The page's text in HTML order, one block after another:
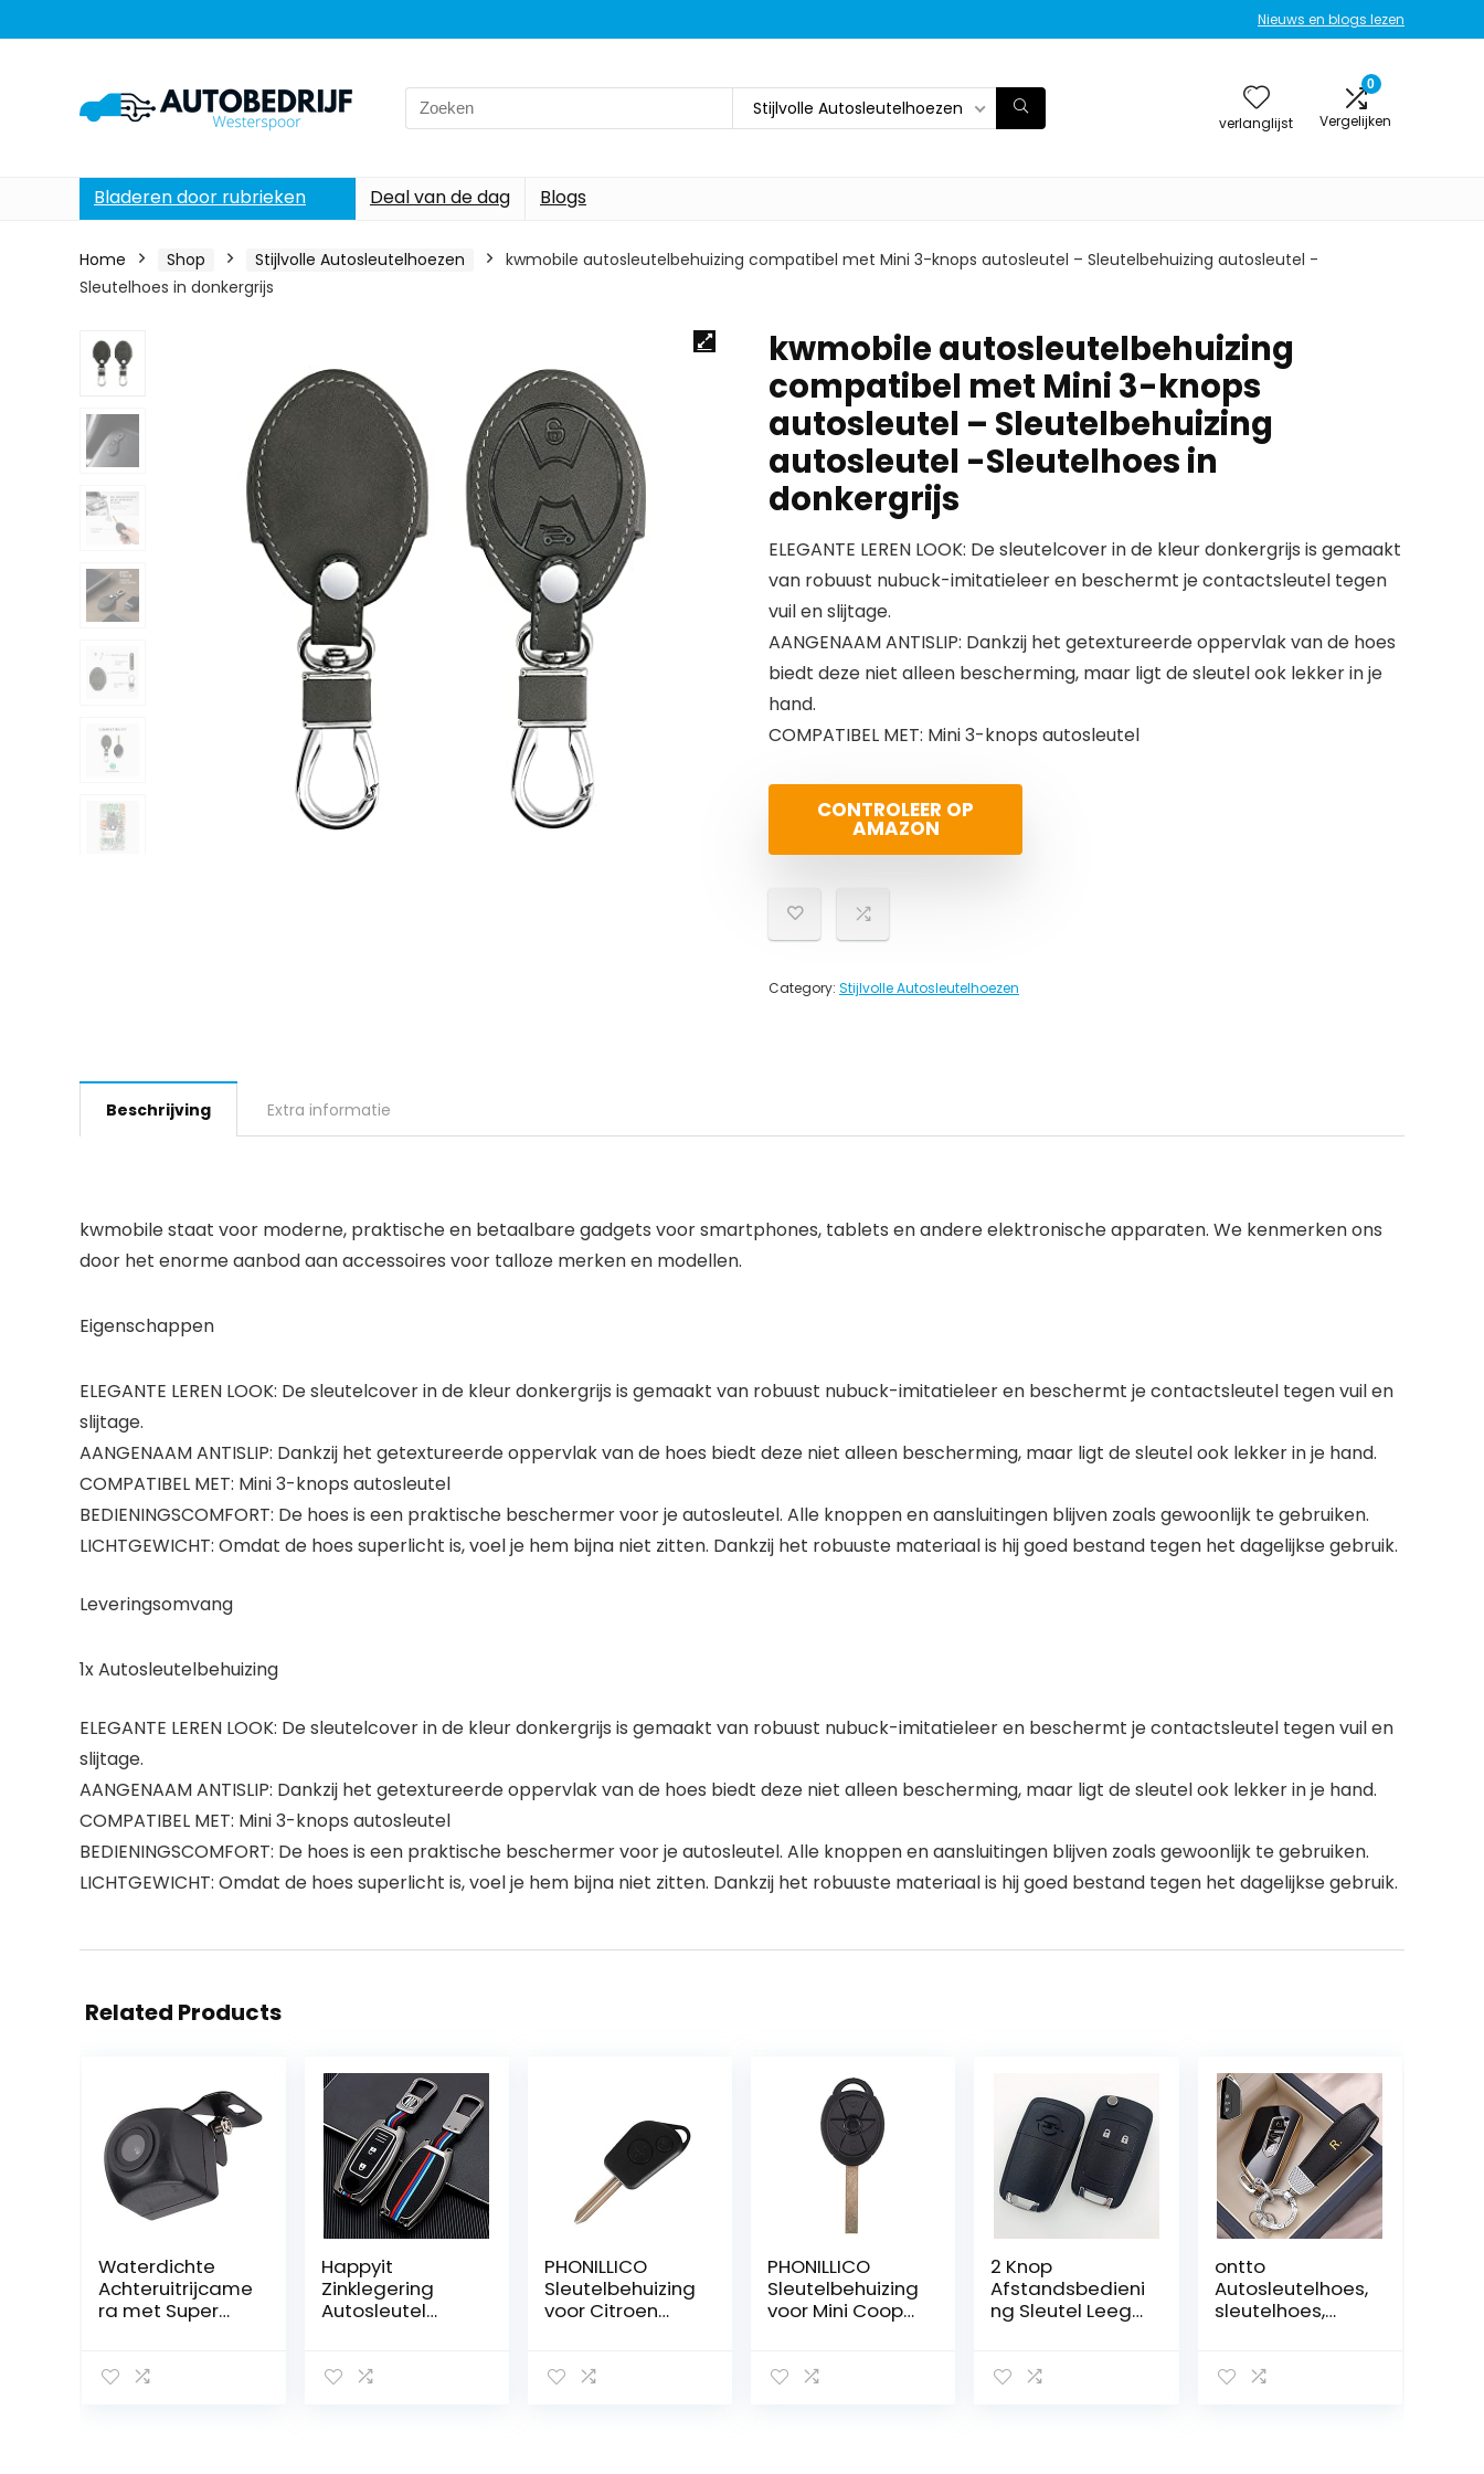
Nieuws en blogs lezen
Search
for:
Stijlvolle Autosleutelhoezen
verlanglijst
0
Vergelijken
Bladeren door rubrieken Deal van de dag Blogs
Home Shop Stijlvolle Autosleutelhoezen
kwmobile autosleutelbehuizing compatibel met Mini 3-knops autosleutel – Sleutelbehuizing autosleutel -
Sleutelhoes in donkergrijs
kwmobile autosleutelbehuizing
compatibel met Mini 3-knops
autosleutel – Sleutelbehuizing
autosleutel -Sleutelhoes in
donkergrijs
ELEGANTE LEREN LOOK: De sleutelcover in de kleur donkergrijs is gemaakt
van robuust nubuck-imitatieleer en beschermt je contactsleutel tegen
vuil en slijtage.
AANGENAAM ANTISLIP: Dankzij het getextureerde oppervlak van de hoes
biedt deze niet alleen bescherming, maar ligt de sleutel ook lekker in je
hand.
COMPATIBEL MET: Mini 3-knops autosleutel
CONTROLEER OP
AMAZON
Category: Stijlvolle Autosleutelhoezen
Beschrijving Extra informatie
kwmobile staat voor moderne, praktische en betaalbare gadgets voor smartphones, tablets en andere elektronische apparaten. We kenmerken ons
door het enorme aanbod aan accessoires voor talloze merken en modellen.
Eigenschappen
ELEGANTE LEREN LOOK: De sleutelcover in de kleur donkergrijs is gemaakt van robuust nubuck-imitatieleer en beschermt je contactsleutel tegen vuil en
slijtage.
AANGENAAM ANTISLIP: Dankzij het getextureerde oppervlak van de hoes biedt deze niet alleen bescherming, maar ligt de sleutel ook lekker in je hand.
COMPATIBEL MET: Mini 3-knops autosleutel
BEDIENINGSCOMFORT: De hoes is een praktische beschermer voor je autosleutel. Alle knoppen en aansluitingen blijven zoals gewoonlijk te gebruiken.
LICHTGEWICHT: Omdat de hoes superlicht is, voel je hem bijna niet zitten. Dankzij het robuuste materiaal is hij goed bestand tegen het dagelijkse gebruik.
Leveringsomvang
1x Autosleutelbehuizing
ELEGANTE LEREN LOOK: De sleutelcover in de kleur donkergrijs is gemaakt van robuust nubuck-imitatieleer en beschermt je contactsleutel tegen vuil en
slijtage.
AANGENAAM ANTISLIP: Dankzij het getextureerde oppervlak van de hoes biedt deze niet alleen bescherming, maar ligt de sleutel ook lekker in je hand.
COMPATIBEL MET: Mini 3-knops autosleutel
BEDIENINGSCOMFORT: De hoes is een praktische beschermer voor je autosleutel. Alle knoppen en aansluitingen blijven zoals gewoonlijk te gebruiken.
LICHTGEWICHT: Omdat de hoes superlicht is, voel je hem bijna niet zitten. Dankzij het robuuste materiaal is hij goed bestand tegen het dagelijkse gebruik.
Related Products
Waterdichte
Achteruitrijcame
ra met Super
SUV en Trucks
Happyit
Zinklegering
Autosleutel
Qashqai Juke
PHONILLICO
Sleutelbehuizing
voor Citroen
Peugeot Partner
PHONILLICO
Sleutelbehuizing
voor Mini Cooper
R50 R52 R53,
2 Knop
Afstandsbedieni
ng Sleutel Leeg
Astra Insignia
ontto
Autosleutelhoes,
sleutelhoes,
Formentor